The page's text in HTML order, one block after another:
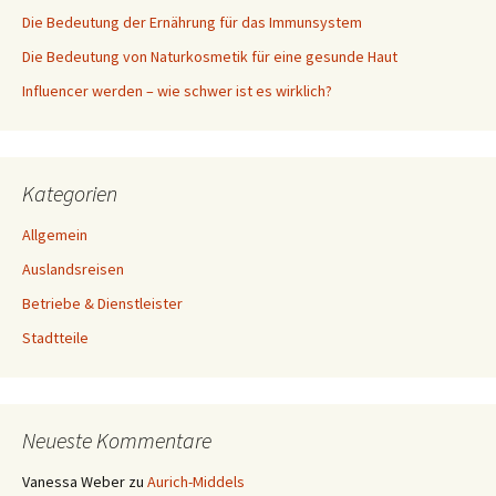
Die Bedeutung der Ernährung für das Immunsystem
Die Bedeutung von Naturkosmetik für eine gesunde Haut
Influencer werden – wie schwer ist es wirklich?
Kategorien
Allgemein
Auslandsreisen
Betriebe & Dienstleister
Stadtteile
Neueste Kommentare
Vanessa Weber zu Aurich-Middels